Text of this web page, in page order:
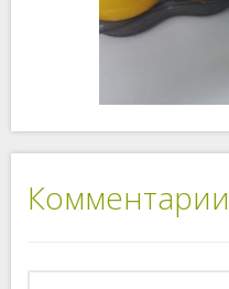
Комментарии